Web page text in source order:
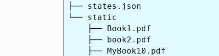
├── states.json
└── static
    ├── Book1.pdf
    ├── book2.pdf
    ├── MyBook10.pdf